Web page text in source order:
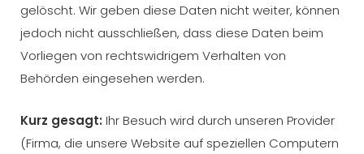
gelöscht. Wir geben diese Daten nicht weiter, können
jedoch nicht ausschließen, dass diese Daten beim
Vorliegen von rechtswidrigem Verhalten von
Behörden eingesehen werden.
Kurz gesagt: Ihr Besuch wird durch unseren Provider
(Firma, die unsere Website auf speziellen Computern